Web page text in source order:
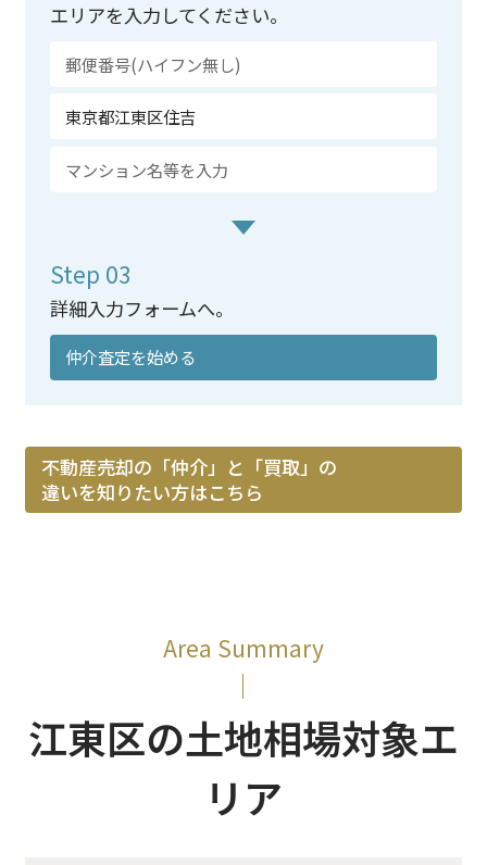
エリアを入力してください。
Step 03
詳細入力フォームへ。
仲介査定を始める
不動産売却の「仲介」と「買取」の
違いを知りたい方はこちら
Area Summary
江東区の土地相場対象エ
リア